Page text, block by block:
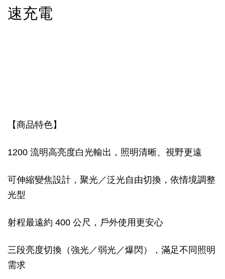
速充電
【商品特色】
1200 流明高亮度白光輸出，照明清晰、視野更遠
可伸縮變焦設計，聚光／泛光自由切換，依情境調整
光型
射程最遠約 400 公尺，戶外使用更安心
三段亮度切換（強光／弱光／爆閃），滿足不同照明
需求